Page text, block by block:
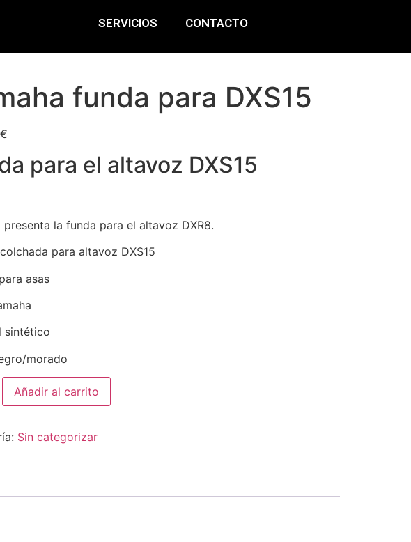
SERVICIOS CONTACTO
funda para DXS15
€
para el altavoz DXS15
presenta la funda para el altavoz DXR8.
para altavoz DXS15
asas
sintético
morado
Añadir al carrito
Sin categorizar